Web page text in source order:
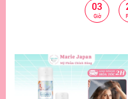
03
Giờ